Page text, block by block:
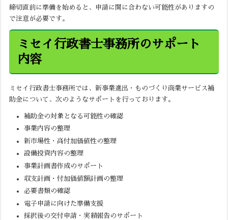
締切直前に準備を始めると、申請に間に合わない可能性がありますの
で注意が必要です。
ミセイ行政書士事務所のサポート
内容
ミセイ行政書士事務所では、新事業進出・ものづくり商業サービス補
助金について、次のようなサポートを行っております。
補助金の対象となる可能性の確認
事業内容の整理
新市場性・高付加価値性の整理
設備投資内容の整理
事業計画書作成のサポート
収支計画・付加価値額計画の整理
必要書類の確認
電子申請に向けた準備支援
採択後の交付申請・実績報告のサポート